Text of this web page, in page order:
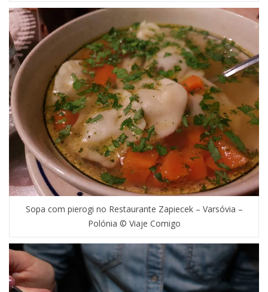
Sopa com pierogi no Restaurante Zapiecek – Varsóvia –
Polónia © Viaje Comigo